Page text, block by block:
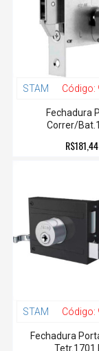
STAM Código:
Fechadura
Correr/
R$181,44
STAM Código:
Fechadura
Tetr.1701